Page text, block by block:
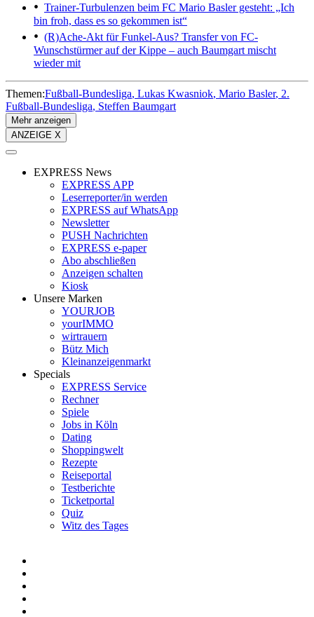
Trainer-Turbulenzen beim FC Mario Basler gesteht: „Ich
bin froh, dass es so gekommen ist“
(R)Ache-Akt für Funkel-Aus? Transfer von FC-
Wunschstürmer auf der Kippe – auch Baumgart mischt
wieder mit
Themen:Fußball-Bundesliga Lukas Kwasniok Mario Basler 2.
Fußball-Bundesliga Steffen Baumgart
Mehr anzeigen
ANZEIGE X
EXPRESS News
EXPRESS APP
Leserreporter/in werden
EXPRESS auf WhatsApp
Newsletter
PUSH Nachrichten
EXPRESS e-paper
Abo abschließen
Anzeigen schalten
Kiosk
Unsere Marken
YOURJOB
yourIMMO
wirtrauern
Bütz Mich
Kleinanzeigenmarkt
Specials
EXPRESS Service
Rechner
Spiele
Jobs in Köln
Dating
Shoppingwelt
Rezepte
Reiseportal
Testberichte
Ticketportal
Quiz
Witz des Tages